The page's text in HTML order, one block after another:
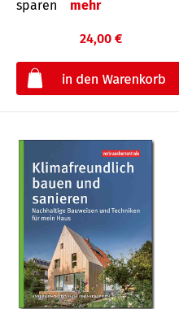
sparen
mehr
24,00 €